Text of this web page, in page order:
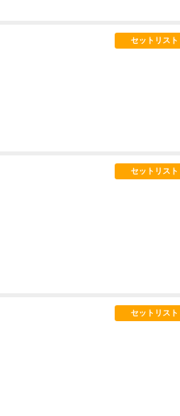
セットリスト
セットリスト
セットリスト